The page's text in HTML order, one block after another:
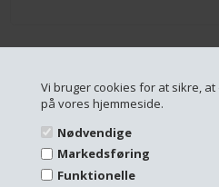
Vi bruger cookies for at sikre,
på vores hjemmeside.
Nødvendige
Markedsføring
Funktionelle